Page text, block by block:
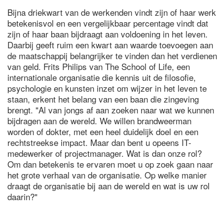
Bijna driekwart van de werkenden vindt zijn of haar werk
betekenisvol en een vergelijkbaar percentage vindt dat
zijn of haar baan bijdraagt aan voldoening in het leven.
Daarbij geeft ruim een kwart aan waarde toevoegen aan
de maatschappij belangrijker te vinden dan het verdienen
van geld. Frits Philips van The School of Life, een
internationale organisatie die kennis uit de filosofie,
psychologie en kunsten inzet om wijzer in het leven te
staan, erkent het belang van een baan die zingeving
brengt. "Al van jongs af aan zoeken naar wat we kunnen
bijdragen aan de wereld. We willen brandweerman
worden of dokter, met een heel duidelijk doel en een
rechtstreekse impact. Maar dan bent u opeens IT-
medewerker of projectmanager. Wat is dan onze rol?
Om dan betekenis te ervaren moet u op zoek gaan naar
het grote verhaal van de organisatie. Op welke manier
draagt de organisatie bij aan de wereld en wat is uw rol
daarin?"